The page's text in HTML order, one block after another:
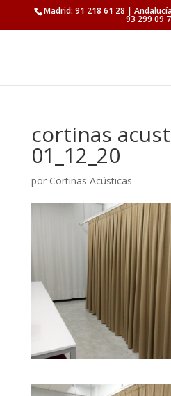
Madrid: 91 218 61 28 |
93 299 09
cortinas
01_12_20
por Cortinas Acústicas